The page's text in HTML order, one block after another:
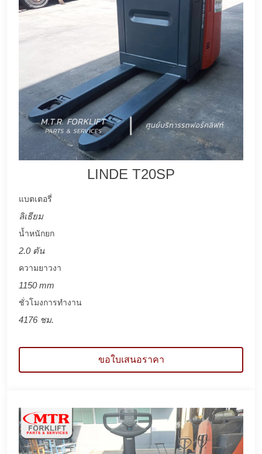
LINDE T20SP
แบตเตอรี่
ลิเธียม
น้ำหนักยก
2.0 ตัน
ความยาวงา
1150 mm
ชั่วโมงการทำงาน
4176 ชม.
ขอใบเสนอราคา